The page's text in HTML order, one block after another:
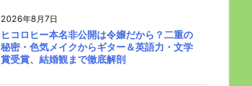
2026年8月7日
ヒコロヒー本名非公開は令嬢だから？二重の
秘密・色気メイクからギター＆英語力・文学
賞受賞、結婚観まで徹底解剖